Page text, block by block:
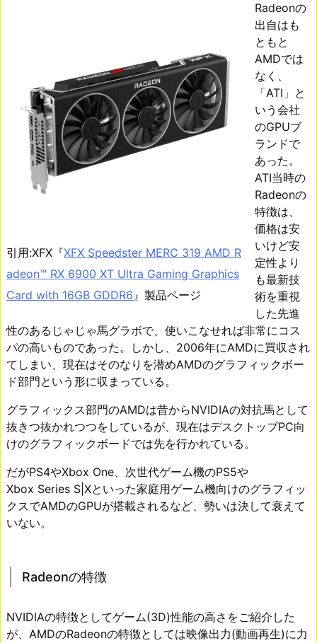
引用:XFX『XFX Speedster MERC 319 AMD R
adeon™ RX 6900 XT Ultra Gaming Graphics
Card with 16GB GDDR6』製品ページ
Radeonの
出自はも
ともと
AMDでは
なく、
「ATI」と
いう会社
のGPUブ
ランドで
あった。
ATI当時の
Radeonの
特徴は、
価格は安
いけど安
定性より
も最新技
術を重視
した先進
性のあるじゃじゃ馬グラボで、使いこなせれば非常にコス
パの高いものであった。しかし、2006年にAMDに買収され
てしまい、現在はそのなりを潜めAMDのグラフィックボー
ド部門という形に収まっている。
グラフィックス部門のAMDは昔からNVIDIAの対抗馬として
抜きつ抜かれつつをしているが、現在はデスクトップPC向
けのグラフィックボードでは先を行かれている。
だがPS4やXbox One、次世代ゲーム機のPS5や
Xbox Series S|Xといった家庭用ゲーム機向けのグラフィッ
クスでAMDのGPUが搭載されるなど、勢いは決して衰えて
いない。
Radeonの特徴
NVIDIAの特徴としてゲーム(3D)性能の高さをご紹介した
が、AMDのRadeonの特徴としては映像出力(動画再生)に力